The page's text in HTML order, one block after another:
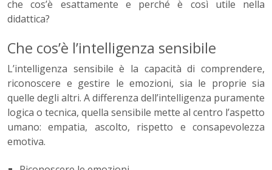
che cos’è esattamente e perché è così utile nella
didattica?
Che cos’è l’intelligenza sensibile
L’intelligenza sensibile è la capacità di comprendere,
riconoscere e gestire le emozioni, sia le proprie sia
quelle degli altri. A differenza dell’intelligenza puramente
logica o tecnica, quella sensibile mette al centro l’aspetto
umano: empatia, ascolto, rispetto e consapevolezza
emotiva.